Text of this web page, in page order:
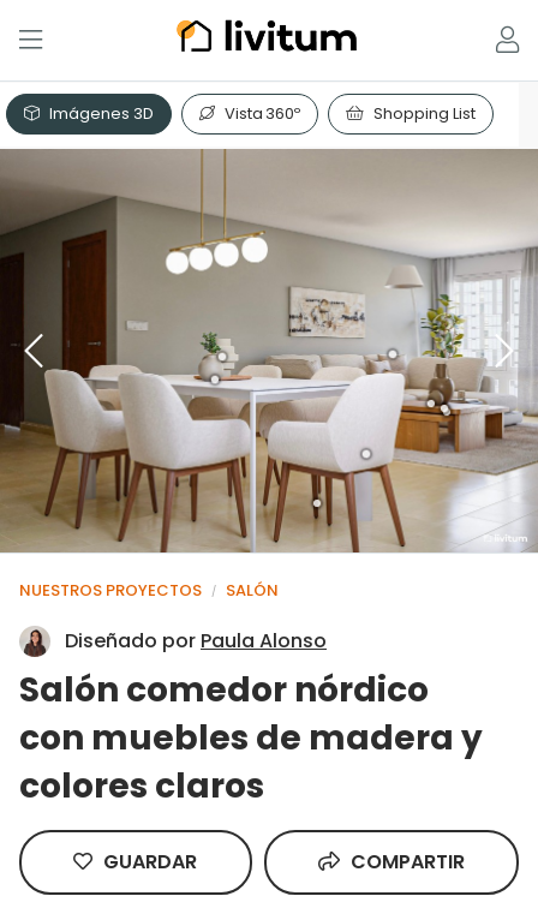
Imágenes 3D Vista 360º Shopping List
NUESTROS PROYECTOS / SALÓN
Diseñado por Paula Alonso
Salón comedor nórdico
con muebles de madera y
colores claros
GUARDAR COMPARTIR